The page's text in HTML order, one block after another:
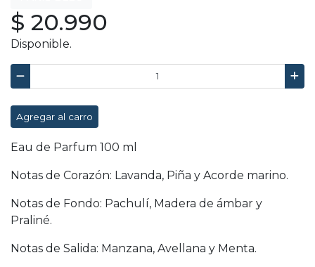
$ 20.990
Disponible.
Agregar al carro
Eau de Parfum 100 ml
Notas de Corazón: Lavanda, Piña y Acorde marino.
Notas de Fondo: Pachulí, Madera de ámbar y
Praliné.
Notas de Salida: Manzana, Avellana y Menta.